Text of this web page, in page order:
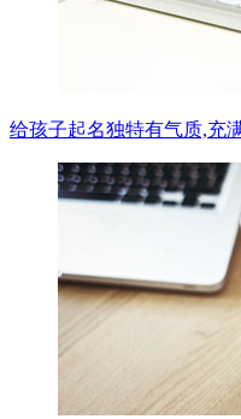
给孩子起名独特有气质,充